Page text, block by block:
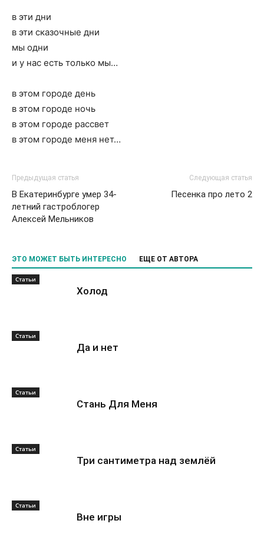
в эти дни
в эти сказочные дни
мы одни
и у нас есть только мы…
в этом городе день
в этом городе ночь
в этом городе рассвет
в этом городе меня нет…
Предыдущая статья
В Екатеринбурге умер 34-
летний гастроблогер
Алексей Мельников
Следующая статья
Песенка про лето 2
ЭТО МОЖЕТ БЫТЬ ИНТЕРЕСНО ЕЩЕ ОТ АВТОРА
Статьи
Холод
Статьи
Да и нет
Статьи
Стань Для Меня
Статьи
Три сантиметра над землёй
Статьи
Вне игры